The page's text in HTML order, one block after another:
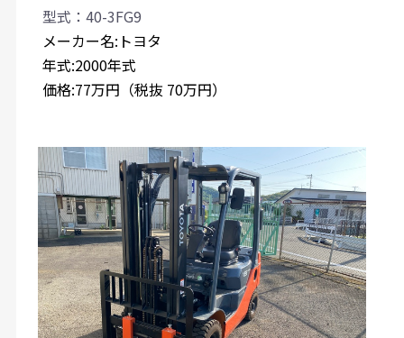
型式：40-3FG9
メーカー名:トヨタ
年式:2000年式
価格:77万円（税抜 70万円）